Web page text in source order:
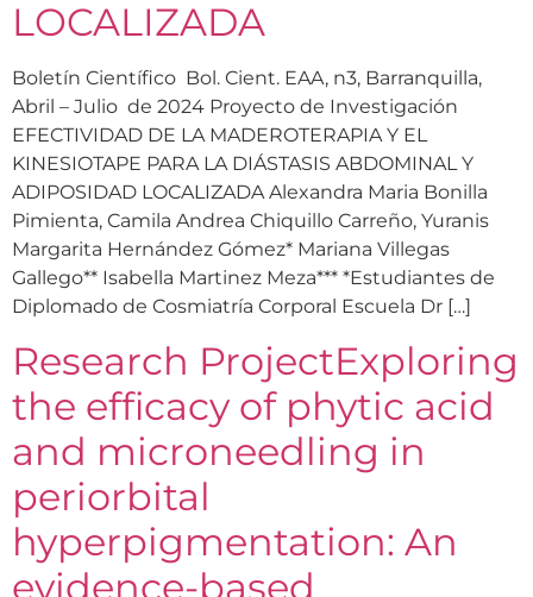
LOCALIZADA
Boletín Científico Bol. Cient. EAA, n3, Barranquilla,
Abril – Julio de 2024 Proyecto de Investigación
EFECTIVIDAD DE LA MADEROTERAPIA Y EL
KINESIOTAPE PARA LA DIÁSTASIS ABDOMINAL Y
ADIPOSIDAD LOCALIZADA Alexandra Maria Bonilla
Pimienta, Camila Andrea Chiquillo Carreño, Yuranis
Margarita Hernández Gómez* Mariana Villegas
Gallego** Isabella Martinez Meza*** *Estudiantes de
Diplomado de Cosmiatría Corporal Escuela Dr […]
Research ProjectExploring
the efficacy of phytic acid
and microneedling in
periorbital
hyperpigmentation: An
evidence-based